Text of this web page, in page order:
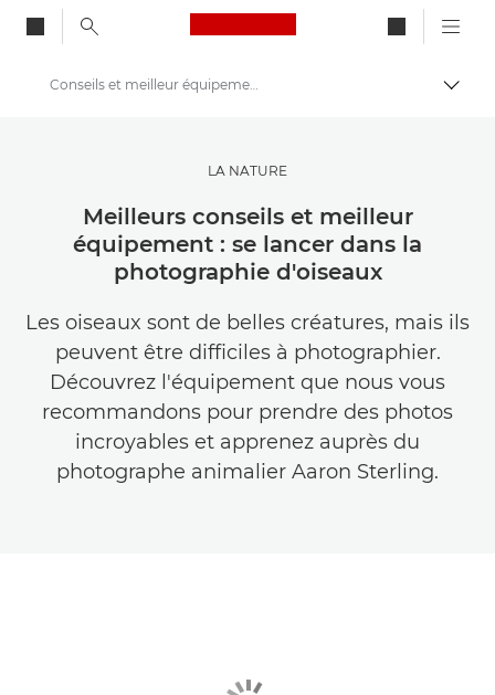
Canon Logo, back to
Trouvez l'inspiration | Conseils de photographie et d'impression et guides de l'acheteur
Conseils et techniques de photographie et d'impression
Conseils et meilleur équipement pour débutants pour photographier des oiseaux
LA NATURE
Meilleurs conseils et meilleur
équipement : se lancer dans la
photographie d'oiseaux
Les oiseaux sont de belles créatures, mais ils
peuvent être difficiles à photographier.
Découvrez l'équipement que nous vous
recommandons pour prendre des photos
incroyables et apprenez auprès du
photographe animalier Aaron Sterling.